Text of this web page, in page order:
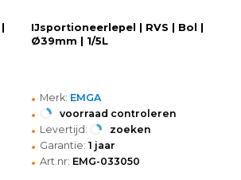
IJsportioneerlepel | RVS | Bol |
Ø39mm | 1/5L
• Merk: EMGA
• voorraad controleren
• Levertijd: zoeken
• Garantie: 1 jaar
• Art.nr: EMG-033050